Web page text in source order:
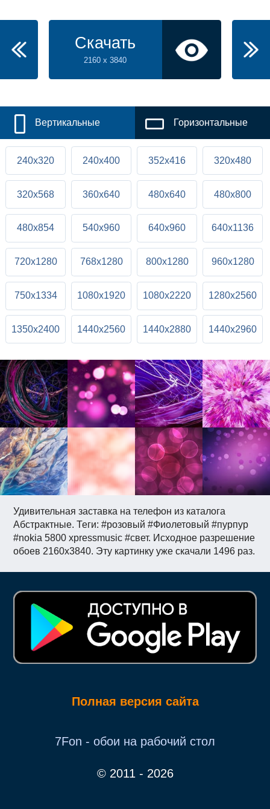
Удивительная заставка на телефон из каталога
Абстрактные. Теги: #розовый #Фиолетовый #пурпур
#nokia 5800 xpressmusic #свет. Исходное разрешение
обоев 2160x3840. Эту картинку уже скачали 1496 раз.
Скачать
2160 x 3840
Вертикальные Горизонтальные
240x320 240x400 352x416 320x480
320x568 360x640 480x640 480x800
480x854 540x960 640x960 640x1136
720x1280 768x1280 800x1280 960x1280
750x1334 1080x1920 1080x2220 1280x2560
1350x2400 1440x2560 1440x2880 1440x2960
Полная версия сайта
7Fon - обои на рабочий стол
© 2011 - 2026